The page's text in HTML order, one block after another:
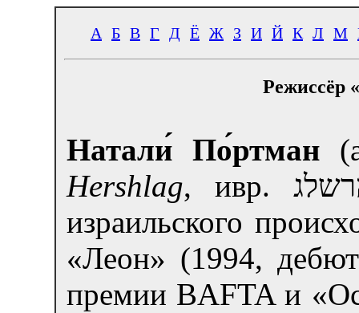
А Б В Г Д Ё Ж З И Й К Л М
Режиссёр
Натали́ По́ртман
Hershlag, ивр.
израильского
«Леон» (1994,
премии BAFTA и